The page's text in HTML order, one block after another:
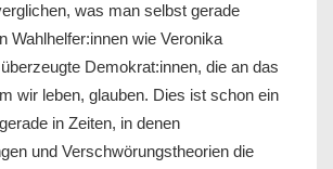
was man selbst gerade
Wahlhelfer:innen wie Veronika
Demokrat:innen, die an das
wir leben, glauben. Dies ist schon ein
in Zeiten, in denen
und Verschwörungstheorien die